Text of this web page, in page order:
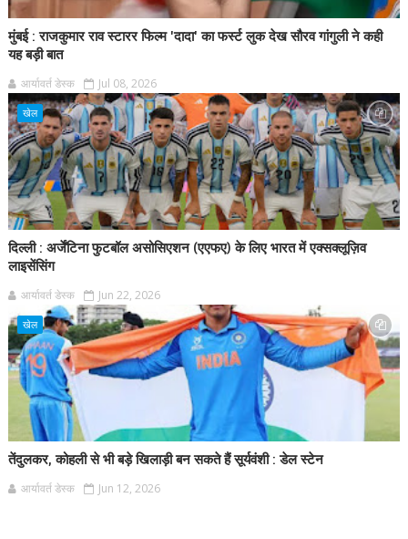
मुंबई : राजकुमार राव स्टारर फिल्म 'दादा' का फर्स्ट लुक देख सौरव गांगुली ने कही
यह बड़ी बात
आर्यावर्त डेस्क Jul 08, 2026
खेल
दिल्ली : अर्जेंटिना फुटबॉल असोसिएशन (एएफए) के लिए भारत में एक्सक्लूज़िव
लाइसेंसिंग
आर्यावर्त डेस्क Jun 22, 2026
खेल
तेंदुलकर, कोहली से भी बड़े खिलाड़ी बन सकते हैं सूर्यवंशी : डेल स्टेन
आर्यावर्त डेस्क Jun 12, 2026